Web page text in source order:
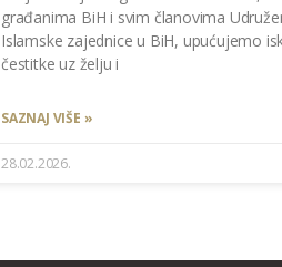
građanima BiH i svim članovima
Islamske zajednice u BiH, upućujemo
čestitke uz želju i
SAZNAJ VIŠE »
28.02.2026.